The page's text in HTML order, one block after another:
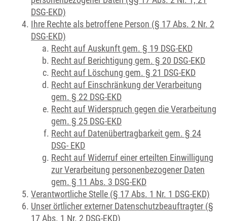
DSG-EKD)
Ihre Rechte als betroffene Person (§ 17 Abs. 2 Nr. 2
DSG-EKD)
Recht auf Auskunft gem. § 19 DSG-EKD
Recht auf Berichtigung gem. § 20 DSG-EKD
Recht auf Löschung gem. § 21 DSG-EKD
Recht auf Einschränkung der Verarbeitung
gem. § 22 DSG-EKD
Recht auf Widerspruch gegen die Verarbeitung
gem. § 25 DSG-EKD
Recht auf Datenübertragbarkeit gem. § 24
DSG- EKD
Recht auf Widerruf einer erteilten Einwilligung
zur Verarbeitung personenbezogener Daten
gem. § 11 Abs. 3 DSG-EKD
Verantwortliche Stelle (§ 17 Abs. 1 Nr. 1 DSG-EKD)
Unser örtlicher externer Datenschutzbeauftragter (§
17 Abs. 1 Nr. 2 DSG-EKD)